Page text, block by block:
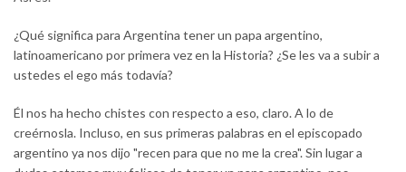
¿Qué significa para Argentina tener un papa argentino,
latinoamericano por primera vez en la Historia? ¿Se les va a subir a
ustedes el ego más todavía?
Él nos ha hecho chistes con respecto a eso, claro. A lo de
creérnosla. Incluso, en sus primeras palabras en el episcopado
argentino ya nos dijo "recen para que no me la crea". Sin lugar a